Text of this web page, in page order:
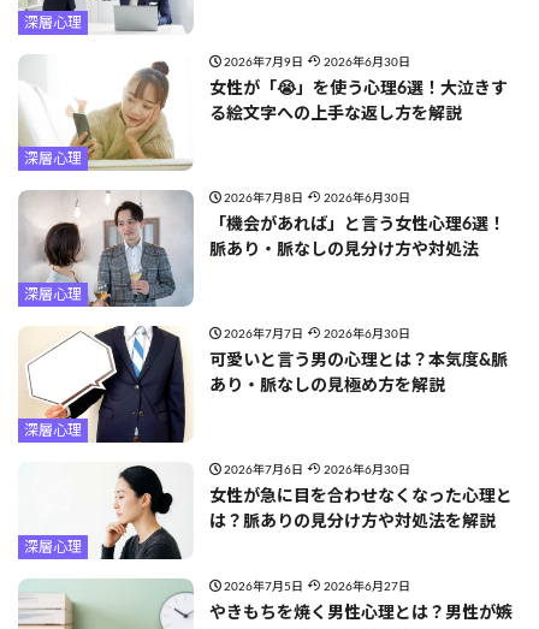
深層心理
深層心理
2026年7月9日 2026年6月30日
女性が「😭」を使う心理6選！大泣きす
る絵文字への上手な返し方を解説
深層心理
2026年7月8日 2026年6月30日
「機会があれば」と言う女性心理6選！
脈あり・脈なしの見分け方や対処法
深層心理
2026年7月7日 2026年6月30日
可愛いと言う男の心理とは？本気度&脈
あり・脈なしの見極め方を解説
深層心理
2026年7月6日 2026年6月30日
女性が急に目を合わせなくなった心理と
は？脈ありの見分け方や対処法を解説
2026年7月5日 2026年6月27日
やきもちを焼く男性心理とは？男性が嫉